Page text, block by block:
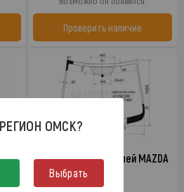
Проверить наличие
2
Стекло лобовое в клей MAZDA
2 (DEMIO)
ОМСК?
Выбрать